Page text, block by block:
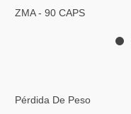
ZMA - 90 CAPS
Pérdida De Peso